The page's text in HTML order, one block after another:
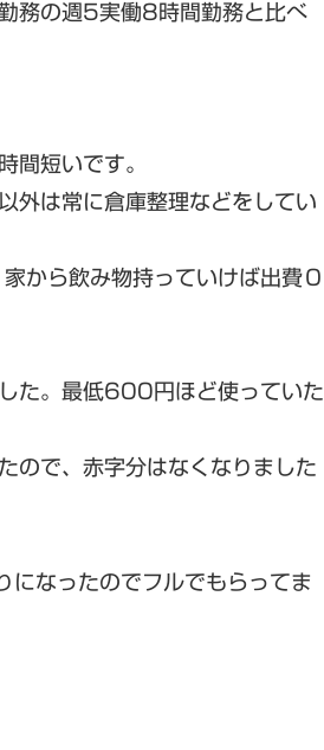
務の週5実働8時間勤務と比べ
間短いです。
外は常に倉庫整理などをしてい
から飲み物持っていけば出費０
た。最低600円ほど使っていた
ので、赤字分はなくなりました
になったのでフルでもらってま